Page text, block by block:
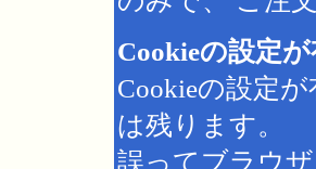
Cookieの設定
Cookieの設定
は残ります。
誤ってブラウ